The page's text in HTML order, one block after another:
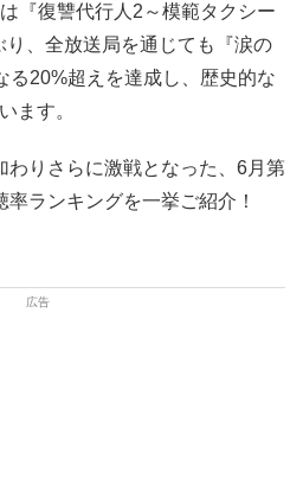
『復讐代行人2～模範タクシー
り、全放送局を通じても『涙の
る20%超えを達成し、歴史的な
ます。
わりさらに激戦となった、6月第
ランキングを一挙ご紹介！